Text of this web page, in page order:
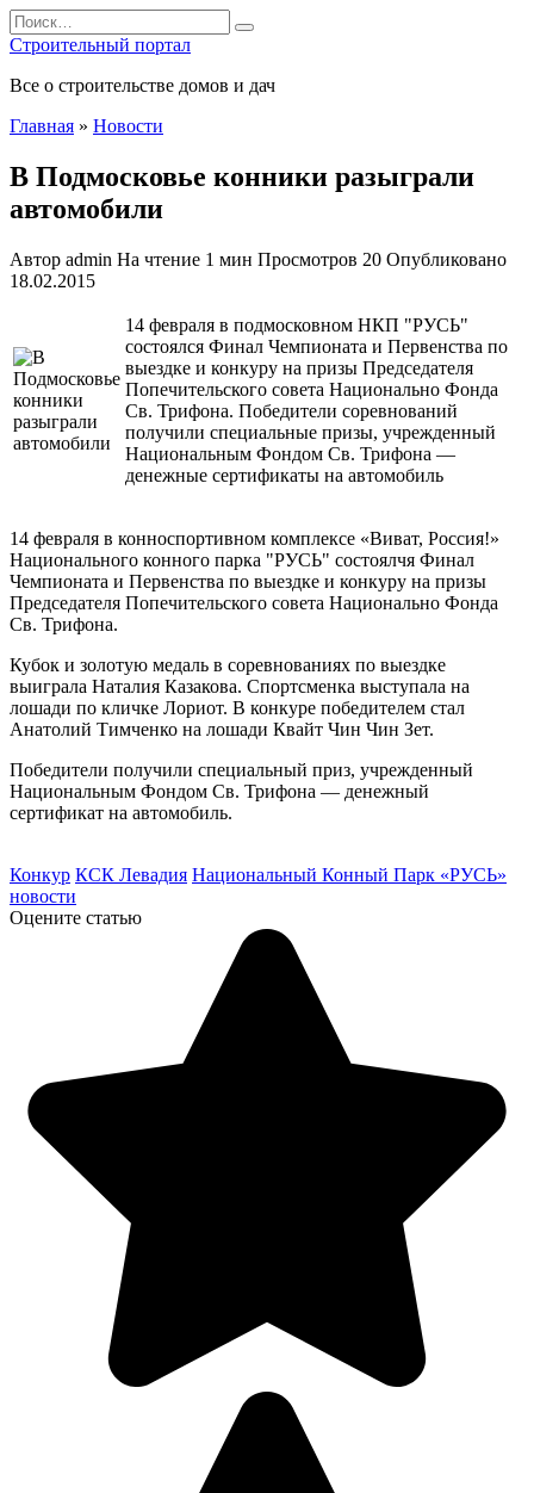
Перейти
к
содержанию
Search
for:
Строительный портал
Все о строительстве домов и дач
Главная » Новости
В Подмосковье конники разыграли
автомобили
Автор admin На чтение 1 мин Просмотров 20 Опубликовано
18.02.2015
14 февраля в подмосковном НКП "РУСЬ"
состоялся Финал Чемпионата и Первенства по
выездке и конкуру на призы Председателя
Попечительского совета Национально Фонда
Св. Трифона. Победители соревнований
получили специальные призы, учрежденный
Национальным Фондом Св. Трифона —
денежные сертификаты на автомобиль
14 февраля в конноспортивном комплексе «Виват, Россия!»
Национального конного парка "РУСЬ" состоялчя Финал
Чемпионата и Первенства по выездке и конкуру на призы
Председателя Попечительского совета Национально Фонда
Св. Трифона.
Кубок и золотую медаль в соревнованиях по выездке
выиграла Наталия Казакова. Спортсменка выступала на
лошади по кличке Лориот. В конкуре победителем стал
Анатолий Тимченко на лошади Квайт Чин Чин Зет.
Победители получили специальный приз, учрежденный
Национальным Фондом Св. Трифона — денежный
сертификат на автомобиль.
Конкур КСК Левадия Национальный Конный Парк «РУСЬ»
новости
Оцените статью